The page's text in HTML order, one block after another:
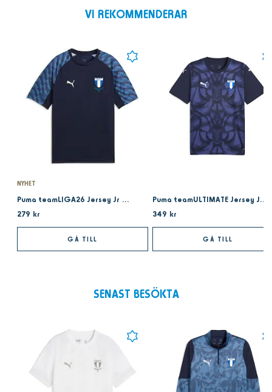
VI REKOMMENDERAR
NYHET
Puma teamLIGA26 Jersey Jr Navy
279 kr
GÅ TILL
Puma teamULTIMATE Jersey Jr Navy 25
349 kr
GÅ TILL
SENAST BESÖKTA